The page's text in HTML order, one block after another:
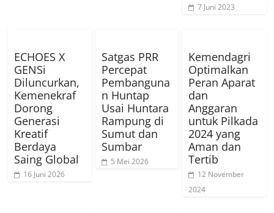
7 Juni 2023
ECHOES X
GENSi
Diluncurkan,
Kemenekraf
Dorong
Generasi
Kreatif
Berdaya
Saing Global
16 Juni 2026
Satgas PRR
Percepat
Pembanguna
n Huntap
Usai Huntara
Rampung di
Sumut dan
Sumbar
5 Mei 2026
Kemendagri
Optimalkan
Peran Aparat
dan
Anggaran
untuk Pilkada
2024 yang
Aman dan
Tertib
12 November
2024